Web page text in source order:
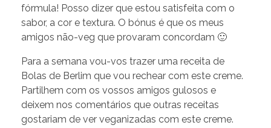
fórmula! Posso dizer que estou satisfeita com o
sabor, a cor e textura. O bónus é que os meus
amigos não-veg que provaram concordam 🙂
Para a semana vou-vos trazer uma receita de
Bolas de Berlim que vou rechear com este creme.
Partilhem com os vossos amigos gulosos e
deixem nos comentários que outras receitas
gostariam de ver veganizadas com este creme.